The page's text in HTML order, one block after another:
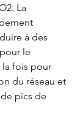
La
à des
le
fois pour
du réseau et
pics de